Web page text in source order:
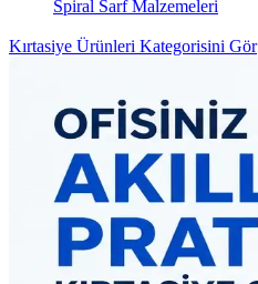
Spiral Sarf Malzemeleri
Kırtasiye Ürünleri Kategorisini Gör